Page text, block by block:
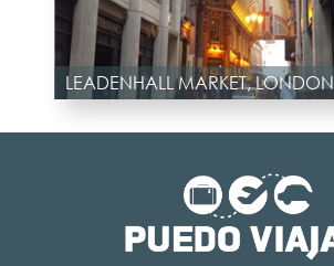
LEADENHALL MARKET, LONDON